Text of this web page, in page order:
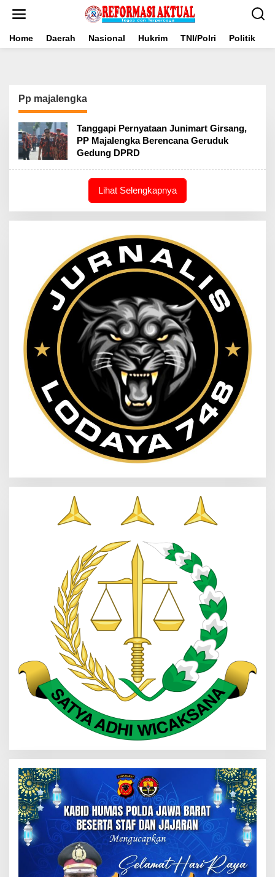
Home Daerah Nasional Hukrim TNI/Polri Politik
Pp majalengka
Tanggapi Pernyataan Junimart Girsang,
PP Majalengka Berencana Geruduk
Gedung DPRD
Lihat Selengkapnya